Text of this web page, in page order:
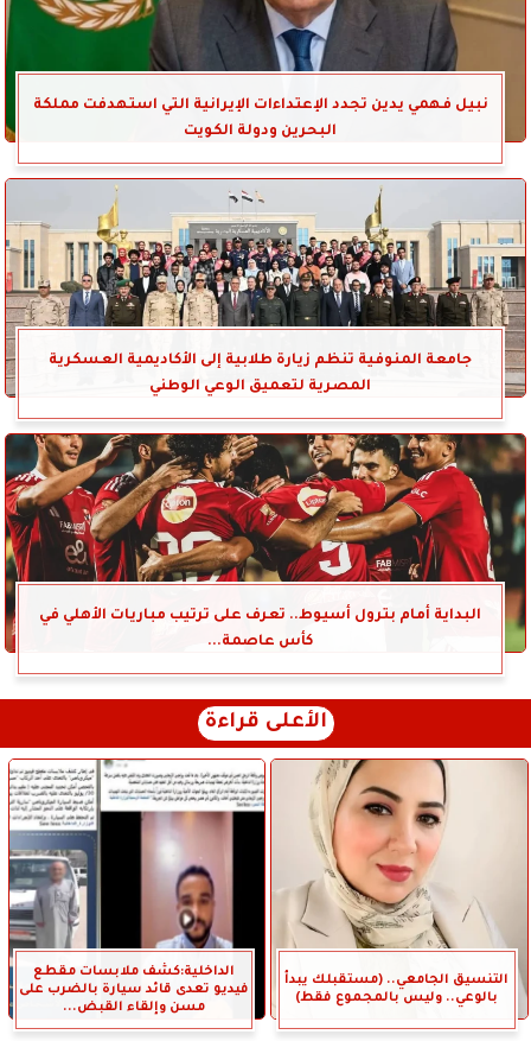
نبيل فهمي يدين تجدد الإعتداءات الإيرانية التي استهدفت مملكة
البحرين ودولة الكويت
جامعة المنوفية تنظم زيارة طلابية إلى الأكاديمية العسكرية
المصرية لتعميق الوعي الوطني
البداية أمام بترول أسيوط.. تعرف على ترتيب مباريات الأهلي في
كأس عاصمة...
الأعلى قراءة
التنسيق الجامعي.. (مستقبلك يبدأ
بالوعي.. وليس بالمجموع فقط)
الداخلية:كشف ملابسات مقطع
فيديو تعدى قائد سيارة بالضرب على
مسن وإلقاء القبض...